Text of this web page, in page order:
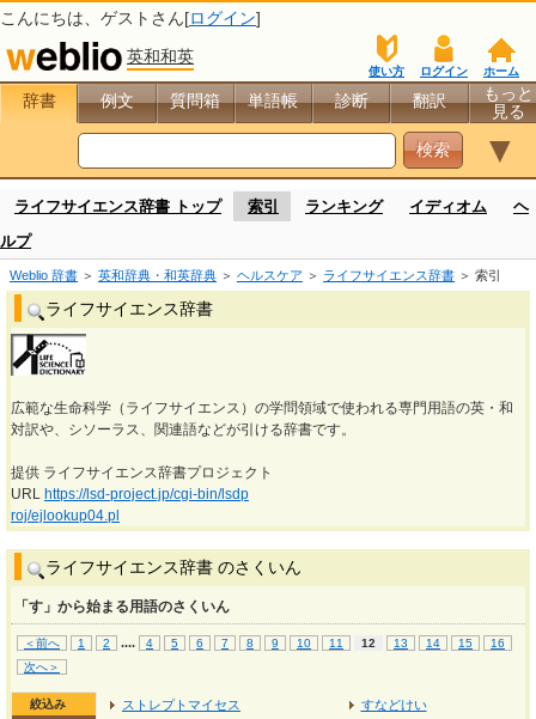
こんにちは、 ゲスト さん[ログイン]
英和和英
ホーム
ログイン
使い方
辞書 例文 質問箱 単語帳 診断 翻訳
もっと
見る
▼
ライフサイエンス辞書 トップ 索引 ランキング イディオム
ヘ
ルプ
Weblio 辞書 ＞ 英和辞典・和英辞典 ＞ ヘルスケア ＞ ライフサイエンス辞書 ＞ 索引
ライフサイエンス辞書
広範な生命科学（ライフサイエンス）の学問領域で使われる専門用語の英・和
対訳や、シソーラス、関連語などが引ける辞書です。
提供 ライフサイエンス辞書プロジェクト
URL https://lsd-project.jp/cgi-bin/lsdp
roj/ejlookup04.pl
ライフサイエンス辞書 のさくいん
「す」から始まる用語のさくいん
＜前へ 1 2 .... 4 5 6 7 8 9 10 11 12 13 14 15
16
次へ＞
絞込み
ストレプトマイセス
すなどけい